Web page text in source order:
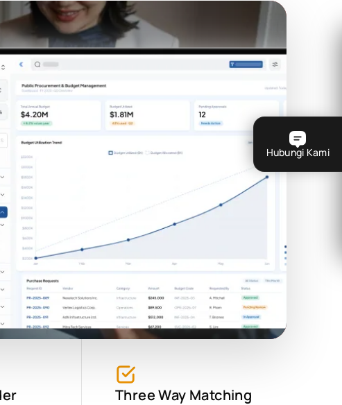
Three Way Matching
Hubungi Kami